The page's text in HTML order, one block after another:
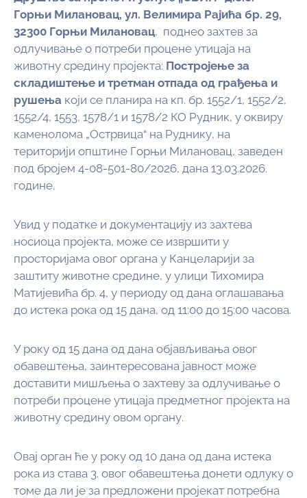
Горњи Милановац, ул. Велимира Рајића бр. 29,
32300 Горњи Милановац, поднео захтев за
одлучивањe о потреби процене утицаја на
животну средину пројекта: Постројење за
складиштење и третман отпада од грађења и
рушења који се планира на кп. бр. 1552/1, 1552/2,
1552/4, 1553, 1578/1 и 1578/2 КО Рудник, у оквиру
каменолома „Острвица“ на Руднику, на
територији општине Горњи Милановац, заведен
под бројем 4-08-501-80/2026, дана 13.03.2026.
године.
Увид у податке и документацију из захтева
носиоца пројекта, може се извршити у
просторијама овог органа у Канцеларији за
заштиту животне средине, у улици Тихомира
Матијевића бр. 4, у периоду од дана оглашавања
до истека рока од 15 дана, од 11:00 до 15:00 часова.
У року од 15 дана од дана објављивања овог
обавештења, заинтересована јавност може
доставити мишљења о захтеву за одлучивање о
потреби процене утицаја предметног пројекта на
животну средину овом органу.
Овај орган ће у року од 10 дана од дана истека
рока из става 3. овог обавештења донети одлуку о
томе да ли је за предложени пројекат потребна